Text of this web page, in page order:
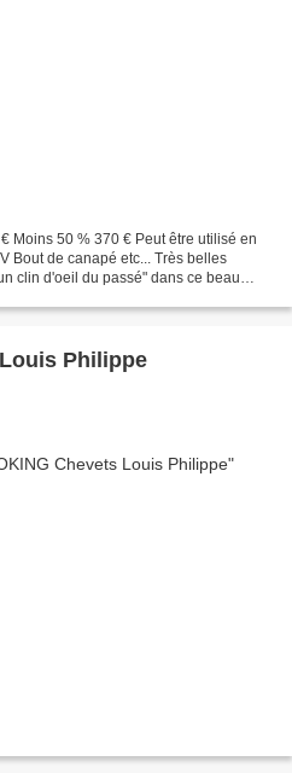
Moins 50 % 370 € Peut être utilisé en
Bout de canapé etc... Très belles
clin d'oeil du passé" dans ce beau
Philippe